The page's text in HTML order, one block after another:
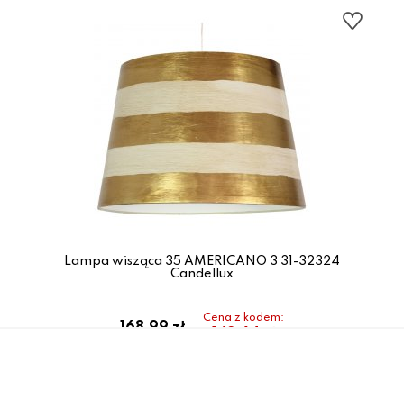
Lampa wisząca 35 AMERICANO 3 31-32324
Candellux
168.99 zł
Cena z kodem: